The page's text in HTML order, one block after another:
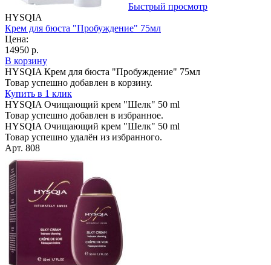
Быстрый просмотр
HYSQIA
Крем для бюста "Пробуждение" 75мл
Цена:
14950 р.
В корзину
HYSQIA Крем для бюста "Пробуждение" 75мл
Товар успешно добавлен в корзину.
Купить в 1 клик
HYSQIA Очищающий крем "Шелк" 50 ml
Товар успешно добавлен в избранное.
HYSQIA Очищающий крем "Шелк" 50 ml
Товар успешно удалён из избранного.
Арт. 808